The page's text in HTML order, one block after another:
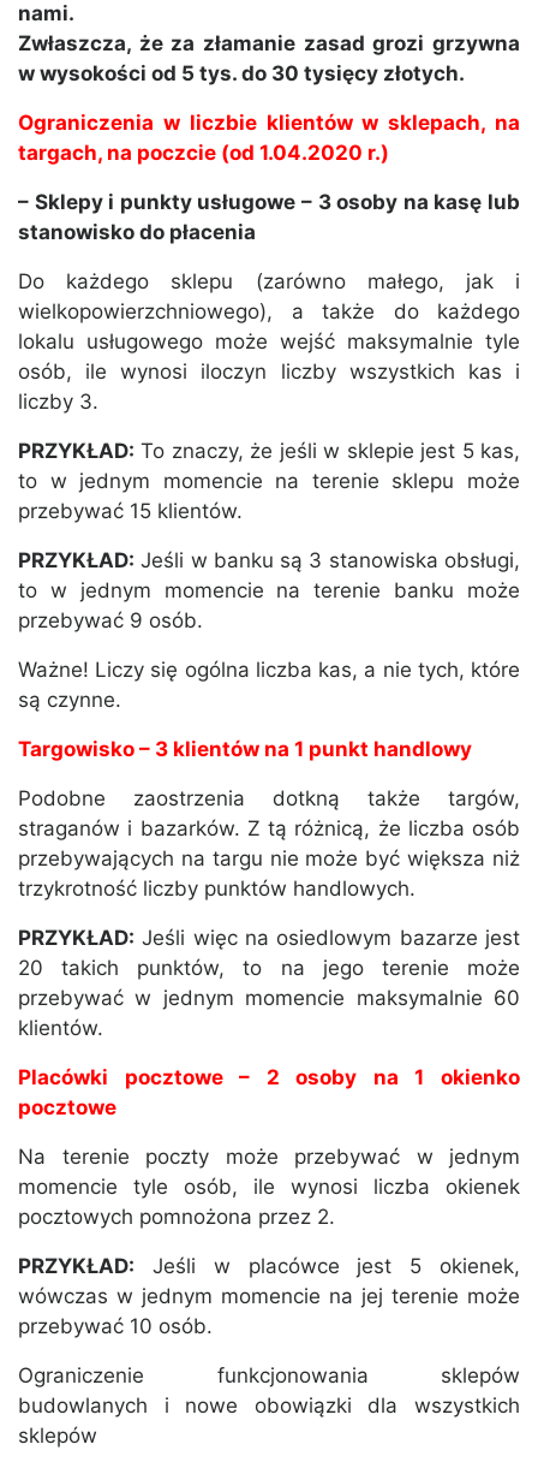
nami.
Zwłaszcza, że za złamanie zasad grozi grzywna
w wysokości od 5 tys. do 30 tysięcy złotych.
Ograniczenia w liczbie klientów w sklepach, na
targach, na poczcie (od 1.04.2020 r.)
– Sklepy i punkty usługowe – 3 osoby na kasę lub
stanowisko do płacenia
Do każdego sklepu (zarówno małego, jak i
wielkopowierzchniowego), a także do każdego
lokalu usługowego może wejść maksymalnie tyle
osób, ile wynosi iloczyn liczby wszystkich kas i
liczby 3.
PRZYKŁAD: To znaczy, że jeśli w sklepie jest 5 kas,
to w jednym momencie na terenie sklepu może
przebywać 15 klientów.
PRZYKŁAD: Jeśli w banku są 3 stanowiska obsługi,
to w jednym momencie na terenie banku może
przebywać 9 osób.
Ważne! Liczy się ogólna liczba kas, a nie tych, które
są czynne.
Targowisko – 3 klientów na 1 punkt handlowy
Podobne zaostrzenia dotkną także targów,
straganów i bazarków. Z tą różnicą, że liczba osób
przebywających na targu nie może być większa niż
trzykrotność liczby punktów handlowych.
PRZYKŁAD: Jeśli więc na osiedlowym bazarze jest
20 takich punktów, to na jego terenie może
przebywać w jednym momencie maksymalnie 60
klientów.
Placówki pocztowe – 2 osoby na 1 okienko
pocztowe
Na terenie poczty może przebywać w jednym
momencie tyle osób, ile wynosi liczba okienek
pocztowych pomnożona przez 2.
PRZYKŁAD: Jeśli w placówce jest 5 okienek,
wówczas w jednym momencie na jej terenie może
przebywać 10 osób.
Ograniczenie funkcjonowania sklepów
budowlanych i nowe obowiązki dla wszystkich
sklepów